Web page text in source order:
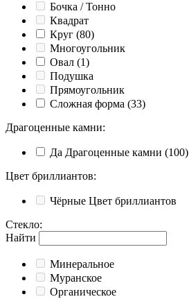
Бочка / Тонно
Квадрат
Круг (80)
Многоугольник
Овал (1)
Подушка
Прямоугольник
Сложная форма (33)
Драгоценные камни:
Да Драгоценные камни (100)
Цвет бриллиантов:
Чёрные Цвет бриллиантов
Стекло:
Найти
Минеральное
Муранское
Органическое